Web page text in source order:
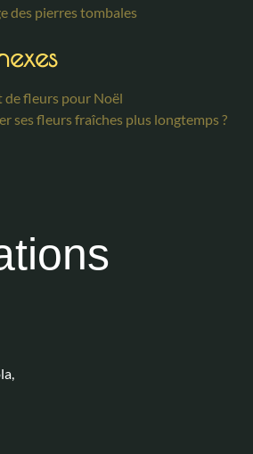
des pierres tombales
fleurs pour Noël
ses fleurs fraîches plus longtemps ?